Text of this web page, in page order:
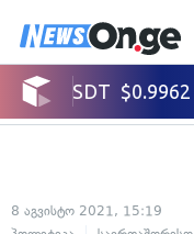
8 აგვისტო 2021, 15:19